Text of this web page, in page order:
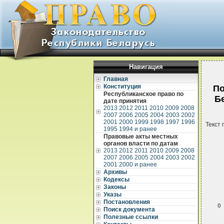
Навигация
Главная
Конституция
Республиканское право по
дате принятия
2013 2012 2011 2010 2009 2008
2007 2006 2005 2004 2003 2002
2001 2000 1999 1998 1997 1996
1995 1994 и ранее
Правовые акты местных
органов власти по датам
2013 2012 2011 2010 2009 2008
2007 2006 2005 2004 2003 2002
2001 2000 и ранее
Архивы
Кодексы
Законы
Указы
Постановления
Поиск документа
Полезные ссылки
Текст